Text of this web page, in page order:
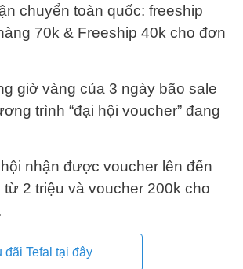
chuyển toàn quốc: freeship
70k & Freeship 40k cho đơn
giờ vàng của 3 ngày bão sale
trình “đại hội voucher” đang
nhận được voucher lên đến
2 triệu và voucher 200k cho
đãi Tefal tại đây